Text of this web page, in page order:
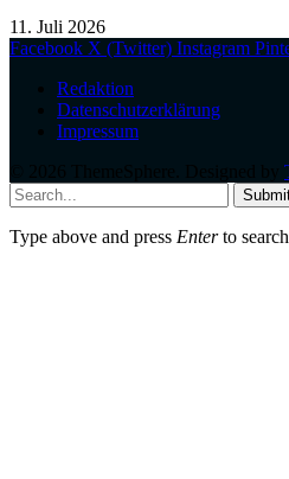
11. Juli 2026
Facebook X (Twitter) Instagram
Redaktion
Datenschutzerklärung
Impressum
Type above and press Enterto